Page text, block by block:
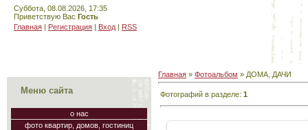
Суббота, 08.08.2026, 17:35
Приветствую Вас Гость
Главная | Регистрация | Вход | RSS
Меню сайта
о нас
фото квартир, домов, гостиниц
Главная » Фотоальбом » ДОМА, ДАЧИ
Фотографий в разделе: 1